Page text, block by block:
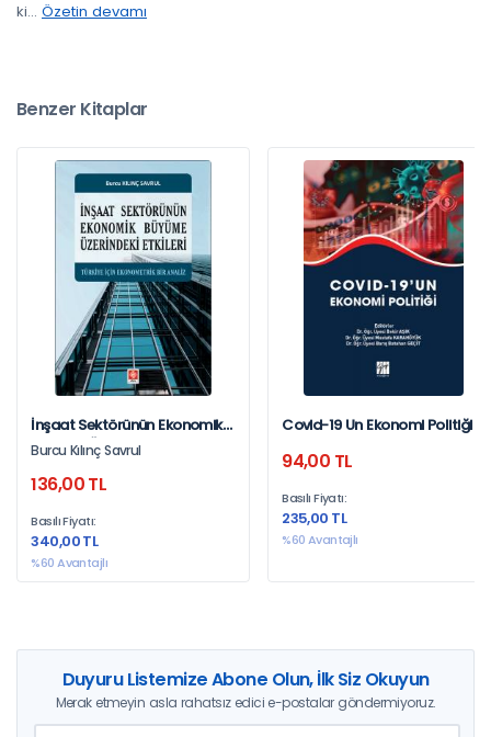
ki... Özetin devamı
Benzer Kitaplar
İnşaat Sektörünün Ekonomik
Büyüme Üzerindeki Etkileri:
Türkiye İçin Ekonometrik Bir
Analiz
Burcu Kılınç Savrul
136,00 TL
Basılı Fiyatı:
340,00 TL
%60 Avantajlı
Covid-19 Un Ekonomi Politiği
94,00 TL
Basılı Fiyatı:
235,00 TL
%60 Avantajlı
Duyuru Listemize Abone Olun, İlk Siz Okuyun
Merak etmeyin asla rahatsız edici e-postalar göndermiyoruz.